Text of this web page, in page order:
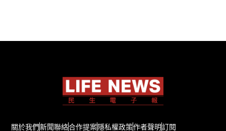
關於我們新聞聯絡合作提案隱私權政策作者聲明訂閱